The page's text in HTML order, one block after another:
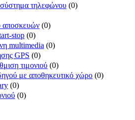
τηλεφώνου (0)
(0)
stop (0)
multimedia (0)
GPS (0)
τιμονιού (0)
με αποθηκευτικό χώρο (0)
(0)
(0)